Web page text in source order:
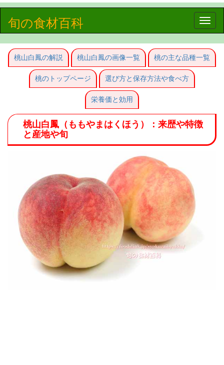
Toggle
旬の食材百科
桃山白鳳の解説 桃山白鳳の画像一覧 桃の主な品種一覧
桃のトップページ 選び方と保存方法や食べ方
栄養価と効用
桃山白鳳（ももやまはくほう）：来歴や特徴
と産地や旬